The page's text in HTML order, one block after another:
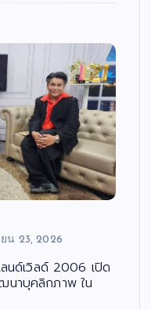
ยน 23, 2026
ลนด์เวิลด์ 2006 เปิด
นาบุคลิกภาพ ใน